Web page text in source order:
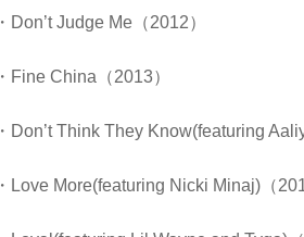
・Don’t Judge Me（2012）
・Fine China（2013）
・Don’t Think They Know(featuring
・Love More(featuring Nicki Minaj)（